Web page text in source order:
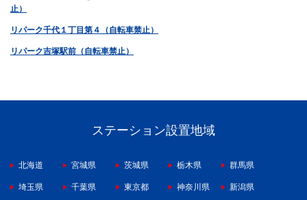
止）
リパーク千代１丁目第４（自転車禁止）
リパーク吉塚駅前（自転車禁止）
ステーション設置地域
北海道 宮城県 茨城県 栃木県 群馬県
埼玉県 千葉県 東京都 神奈川県 新潟県